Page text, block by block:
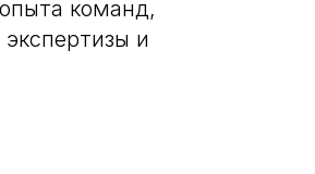
команд,
и